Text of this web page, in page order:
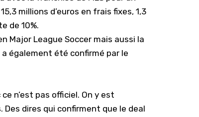
millions d’euros en frais fixes, 1,3
de 10%.
Major League Soccer mais aussi la
également été confirmé par le
n’est pas officiel. On y est
Des dires qui confirment que le deal